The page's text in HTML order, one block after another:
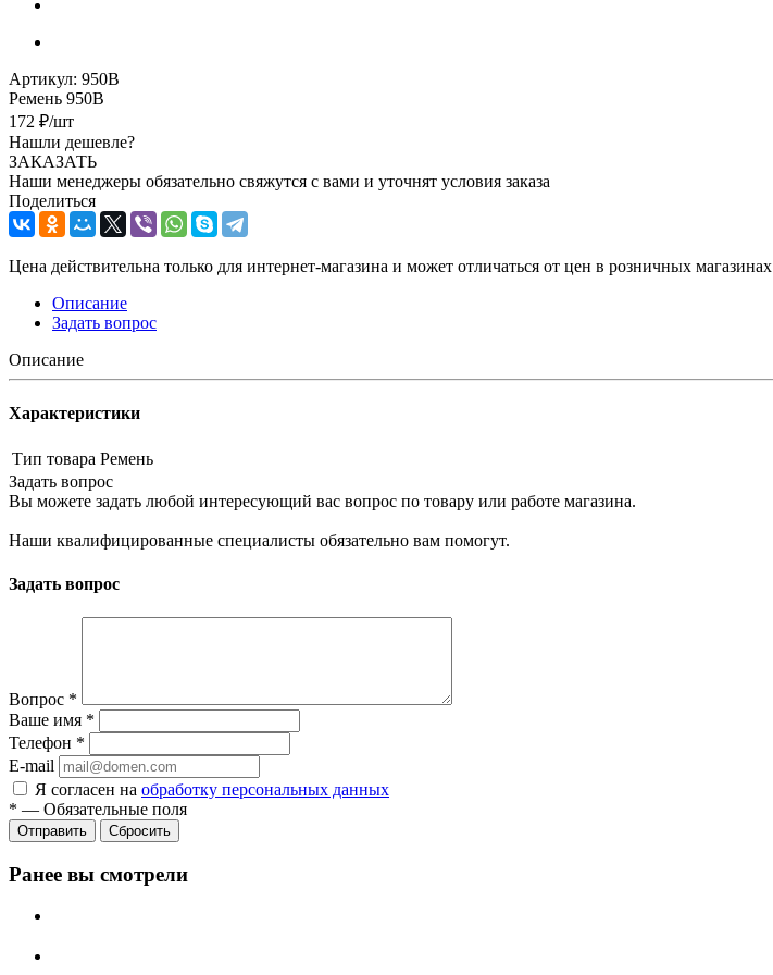
Артикул: 950В
Ремень 950В
172 ₽/шт
Нашли дешевле?
ЗАКАЗАТЬ
Наши менеджеры обязательно свяжутся с вами и уточнят условия заказа
Поделиться
Цена действительна только для интернет-магазина и может отличаться от цен в розничных магазинах
Описание
Задать вопрос
Описание
Характеристики
Тип товара Ремень
Задать вопрос
Вы можете задать любой интересующий вас вопрос по товару или работе магазина.
Наши квалифицированные специалисты обязательно вам помогут.
Задать вопрос
Вопрос *
Ваше имя *
Телефон *
E-mail
Я согласен на обработку персональных данных
* — Обязательные поля
Сбросить
Ранее вы смотрели